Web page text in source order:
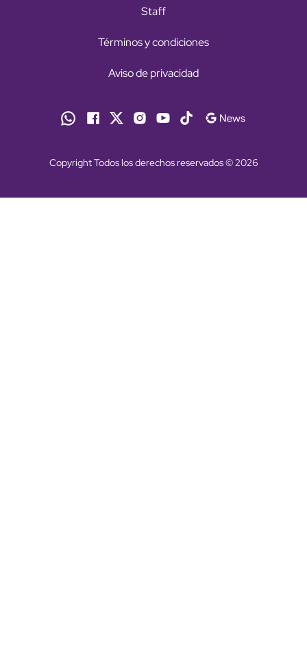
Staff
Términos y condiciones
Aviso de privacidad
Copyright Todos los derechos reservados © 2026